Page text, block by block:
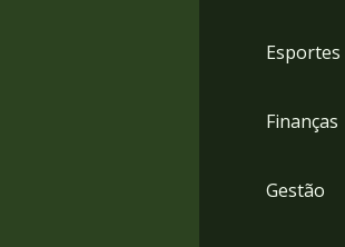
Esportes
Finanças
Gestão